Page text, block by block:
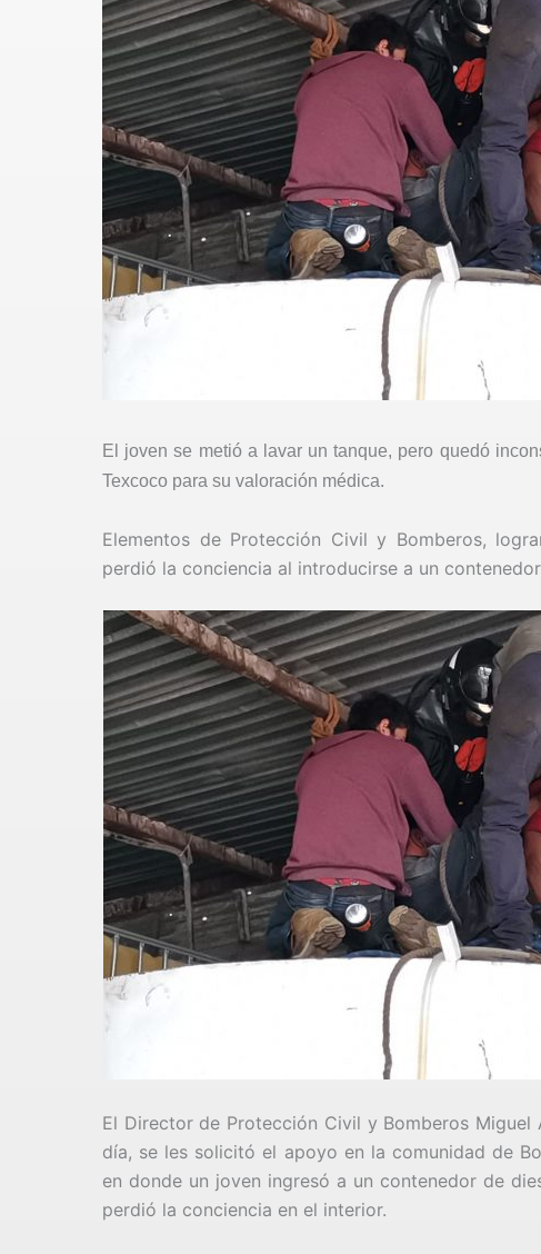
El joven se metió a lavar un tanque, pero quedó
Texcoco para su valoración médica.
Elementos de Protección Civil y Bomberos,
perdió la conciencia al introducirse a un
El Director de Protección Civil y Bomberos
día, se les solicitó el apoyo en la comunidad de
en donde un joven ingresó a un contenedor de
perdió la conciencia en el interior.